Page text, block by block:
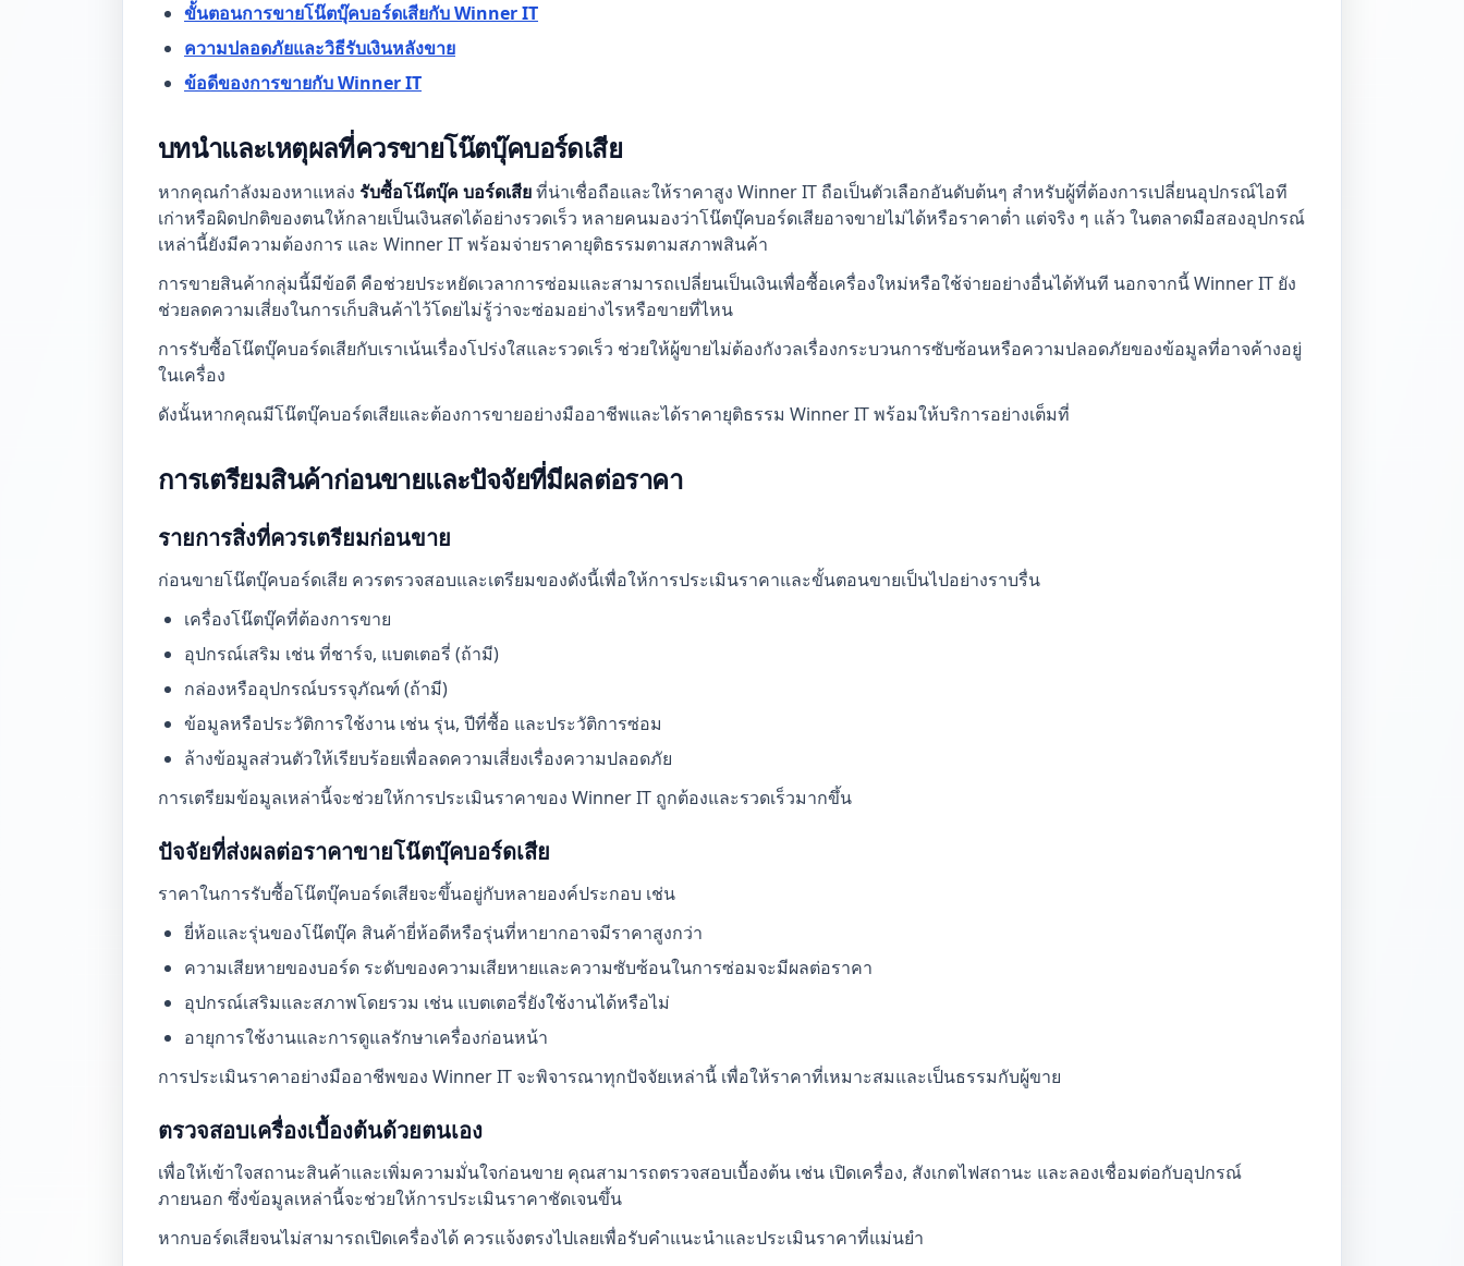
ขั้นตอนการขายโน๊ตบุ๊คบอร์ดเสียกับ Winner IT
ความปลอดภัยและวิธีรับเงินหลังขาย
ข้อดีของการขายกับ Winner IT
บทนำและเหตุผลที่ควรขายโน๊ตบุ๊คบอร์ดเสีย
หากคุณกำลังมองหาแหล่ง รับซื้อโน๊ตบุ๊ค บอร์ดเสียที่น่าเชื่อถือและให้ราคาสูง Winner IT ถือเป็นตัวเลือกอันดับต้นๆ สำหรับผู้ที่ต้องการเปลี่ยนอุปกรณ์ไอที
เก่าหรือผิดปกติของตนให้กลายเป็นเงินสดได้อย่างรวดเร็ว หลายคนมองว่าโน๊ตบุ๊คบอร์ดเสียอาจขายไม่ได้หรือราคาต่ำ แต่จริง ๆ แล้ว ในตลาดมือสองอุปกรณ์
เหล่านี้ยังมีความต้องการ และ Winner IT พร้อมจ่ายราคายุติธรรมตามสภาพสินค้า
การขายสินค้ากลุ่มนี้มีข้อดี คือช่วยประหยัดเวลาการซ่อมและสามารถเปลี่ยนเป็นเงินเพื่อซื้อเครื่องใหม่หรือใช้จ่ายอย่างอื่นได้ทันที นอกจากนี้ Winner IT ยัง
ช่วยลดความเสี่ยงในการเก็บสินค้าไว้โดยไม่รู้ว่าจะซ่อมอย่างไรหรือขายที่ไหน
การรับซื้อโน๊ตบุ๊คบอร์ดเสียกับเราเน้นเรื่องโปร่งใสและรวดเร็ว ช่วยให้ผู้ขายไม่ต้องกังวลเรื่องกระบวนการซับซ้อนหรือความปลอดภัยของข้อมูลที่อาจค้างอยู่
ในเครื่อง
ดังนั้นหากคุณมีโน๊ตบุ๊คบอร์ดเสียและต้องการขายอย่างมืออาชีพและได้ราคายุติธรรม Winner IT พร้อมให้บริการอย่างเต็มที่
การเตรียมสินค้าก่อนขายและปัจจัยที่มีผลต่อราคา
รายการสิ่งที่ควรเตรียมก่อนขาย
ก่อนขายโน๊ตบุ๊คบอร์ดเสีย ควรตรวจสอบและเตรียมของดังนี้เพื่อให้การประเมินราคาและขั้นตอนขายเป็นไปอย่างราบรื่น
เครื่องโน๊ตบุ๊คที่ต้องการขาย
อุปกรณ์เสริม เช่น ที่ชาร์จ, แบตเตอรี่ (ถ้ามี)
กล่องหรืออุปกรณ์บรรจุภัณฑ์ (ถ้ามี)
ข้อมูลหรือประวัติการใช้งาน เช่น รุ่น, ปีที่ซื้อ และประวัติการซ่อม
ล้างข้อมูลส่วนตัวให้เรียบร้อยเพื่อลดความเสี่ยงเรื่องความปลอดภัย
การเตรียมข้อมูลเหล่านี้จะช่วยให้การประเมินราคาของ Winner IT ถูกต้องและรวดเร็วมากขึ้น
ปัจจัยที่ส่งผลต่อราคาขายโน๊ตบุ๊คบอร์ดเสีย
ราคาในการรับซื้อโน๊ตบุ๊คบอร์ดเสียจะขึ้นอยู่กับหลายองค์ประกอบ เช่น
ยี่ห้อและรุ่นของโน๊ตบุ๊ค สินค้ายี่ห้อดีหรือรุ่นที่หายากอาจมีราคาสูงกว่า
ความเสียหายของบอร์ด ระดับของความเสียหายและความซับซ้อนในการซ่อมจะมีผลต่อราคา
อุปกรณ์เสริมและสภาพโดยรวม เช่น แบตเตอรี่ยังใช้งานได้หรือไม่
อายุการใช้งานและการดูแลรักษาเครื่องก่อนหน้า
การประเมินราคาอย่างมืออาชีพของ Winner IT จะพิจารณาทุกปัจจัยเหล่านี้ เพื่อให้ราคาที่เหมาะสมและเป็นธรรมกับผู้ขาย
ตรวจสอบเครื่องเบื้องต้นด้วยตนเอง
เพื่อให้เข้าใจสถานะสินค้าและเพิ่มความมั่นใจก่อนขาย คุณสามารถตรวจสอบเบื้องต้น เช่น เปิดเครื่อง, สังเกตไฟสถานะ และลองเชื่อมต่อกับอุปกรณ์
ภายนอก ซึ่งข้อมูลเหล่านี้จะช่วยให้การประเมินราคาชัดเจนขึ้น
หากบอร์ดเสียจนไม่สามารถเปิดเครื่องได้ ควรแจ้งตรงไปเลยเพื่อรับคำแนะนำและประเมินราคาที่แม่นยำ